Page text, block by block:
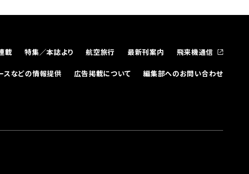
載 特集／本誌より 航空旅行 最新刊案内 飛来機通信
スなどの情報提供 広告掲載について 編集部へのお問い合わせ